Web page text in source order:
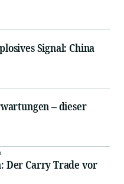
Signal: China
– dieser
Der Carry Trade vor